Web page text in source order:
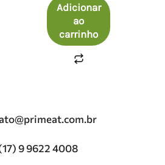
Adicionar
ao
carrinho
9 9622 4008